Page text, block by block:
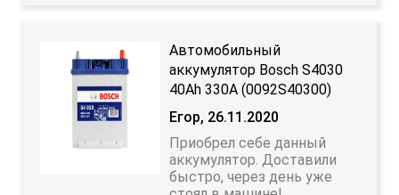
Автомобильный
аккумулятор Bosch S4030
40Ah 330A (0092S40300)
Егор, 26.11.2020
Приобрел себе данный
аккумулятор. Доставили
быстро, через день уже